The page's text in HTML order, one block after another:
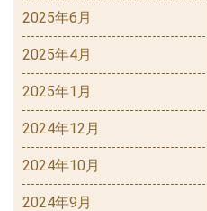
2025年6月
2025年4月
2025年1月
2024年12月
2024年10月
2024年9月